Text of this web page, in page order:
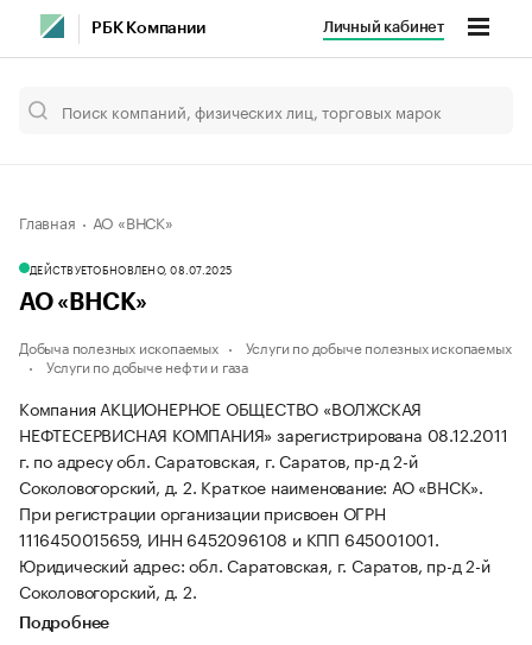
РБК Компании Личный кабинет
Главная АО «ВНСК»
ДЕЙСТВУЕТОБНОВЛЕНО, 08.07.2025
АО «ВНСК»
Добыча полезных ископаемых
Услуги по добыче полезных ископаемых
Услуги по добыче нефти и газа
Компания АКЦИОНЕРНОЕ ОБЩЕСТВО «ВОЛЖСКАЯ
НЕФТЕСЕРВИСНАЯ КОМПАНИЯ» зарегистрирована 08.12.2011
г. по адресу обл. Саратовская, г. Саратов, пр-д 2-й
Соколовогорский, д. 2. Краткое наименование: АО «ВНСК».
При регистрации организации присвоен ОГРН
1116450015659, ИНН 6452096108 и КПП 645001001.
Юридический адрес: обл. Саратовская, г. Саратов, пр-д 2-й
Соколовогорский, д. 2.
Подробнее